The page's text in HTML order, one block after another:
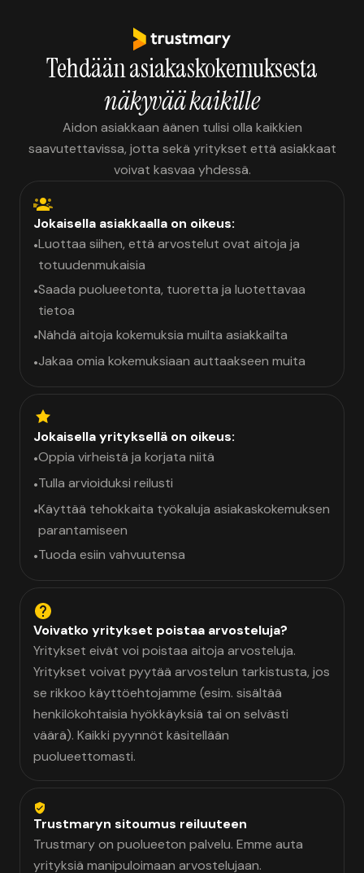
Tehdään asiakaskokemuksesta
näkyvää kaikille
Aidon asiakkaan äänen tulisi olla kaikkien
saavutettavissa, jotta sekä yritykset että asiakkaat
voivat kasvaa yhdessä.
Jokaisella asiakkaalla on oikeus:
•Luottaa siihen, että arvostelut ovat aitoja ja
totuudenmukaisia
•Saada puolueetonta, tuoretta ja luotettavaa
tietoa
•Nähdä aitoja kokemuksia muilta asiakkailta
•Jakaa omia kokemuksiaan auttaakseen muita
Jokaisella yrityksellä on oikeus:
•Oppia virheistä ja korjata niitä
•Tulla arvioiduksi reilusti
•Käyttää tehokkaita työkaluja asiakaskokemuksen
parantamiseen
•Tuoda esiin vahvuutensa
Voivatko yritykset poistaa arvosteluja?
Yritykset eivät voi poistaa aitoja arvosteluja.
Yritykset voivat pyytää arvostelun tarkistusta, jos
se rikkoo käyttöehtojamme (esim. sisältää
henkilökohtaisia hyökkäyksiä tai on selvästi
väärä). Kaikki pyynnöt käsitellään
puolueettomasti.
Trustmaryn sitoumus reiluuteen
Trustmary on puolueeton palvelu. Emme auta
yrityksiä manipuloimaan arvostelujaan.